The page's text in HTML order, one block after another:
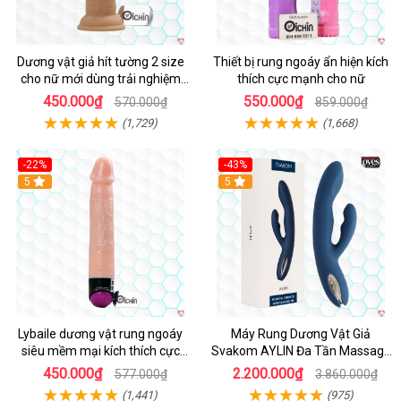
Dương vật giả hít tường 2 size
cho nữ mới dùng trải nghiệm
thật
450.000₫ 570.000₫
(1,729)
Thiết bị rung ngoáy ẩn hiện kích
thích cực mạnh cho nữ
550.000₫ 859.000₫
(1,668)
-22%
Hot
5
Lybaile dương vật rung ngoáy
siêu mềm mại kích thích cực
mạnh
450.000₫ 577.000₫
(1,441)
-43%
Hot
5
Máy Rung Dương Vật Giả
Svakom AYLIN Đa Tần Massage
Sướng
2.200.000₫ 3.860.000₫
(975)